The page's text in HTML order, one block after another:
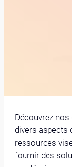
Découvrez
divers aspects
ressources
fournir des